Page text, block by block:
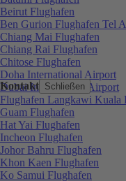
Kontakt Schließen
Beirut Flughafen
Ben Gurion Flughafen Tel
Chiang Mai Flughafen
Chiang Rai Flughafen
Chitose Flughafen
Doha International Airport
Dubai International Airport
Flughafen Langkawi Kuala
Guam Flughafen
Hat Yai Flughafen
Incheon Flughafen
Johor Bahru Flughafen
Khon Kaen Flughafen
Ko Samui Flughafen